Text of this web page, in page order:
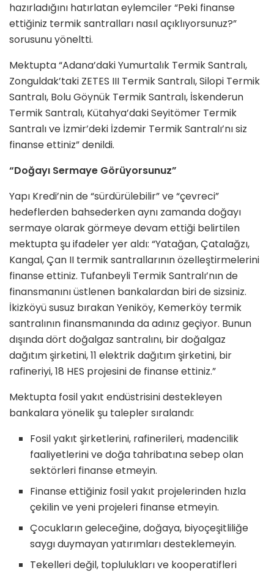
hazırladığını hatırlatan eylemciler “Peki finanse
ettiğiniz termik santralları nasıl açıklıyorsunuz?”
sorusunu yöneltti.
Mektupta “Adana’daki Yumurtalık Termik Santralı,
Zonguldak’taki ZETES III Termik Santralı, Silopi Termik
Santralı, Bolu Göynük Termik Santralı, İskenderun
Termik Santralı, Kütahya’daki Seyitömer Termik
Santralı ve İzmir’deki İzdemir Termik Santralı’nı siz
finanse ettiniz” denildi.
“Doğayı Sermaye Görüyorsunuz”
Yapı Kredi’nin de “sürdürülebilir” ve “çevreci”
hedeflerden bahsederken aynı zamanda doğayı
sermaye olarak görmeye devam ettiği belirtilen
mektupta şu ifadeler yer aldı: “Yatağan, Çatalağzı,
Kangal, Çan II termik santrallarının özelleştirmelerini
finanse ettiniz. Tufanbeyli Termik Santralı’nın de
finansmanını üstlenen bankalardan biri de sizsiniz.
İkizköyü susuz bırakan Yeniköy, Kemerköy termik
santralının finansmanında da adınız geçiyor. Bunun
dışında dört doğalgaz santralını, bir doğalgaz
dağıtım şirketini, 11 elektrik dağıtım şirketini, bir
rafineriyi, 18 HES projesini de finanse ettiniz.”
Mektupta fosil yakıt endüstrisini destekleyen
bankalara yönelik şu talepler sıralandı:
Fosil yakıt şirketlerini, rafinerileri, madencilik
faaliyetlerini ve doğa tahribatına sebep olan
sektörleri finanse etmeyin.
Finanse ettiğiniz fosil yakıt projelerinden hızla
çekilin ve yeni projeleri finanse etmeyin.
Çocukların geleceğine, doğaya, biyoçeşitliliğe
saygı duymayan yatırımları desteklemeyin.
Tekelleri değil, toplulukları ve kooperatifleri